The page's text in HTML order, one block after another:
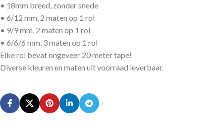
• 18mm breed, zonder snede
• 6/12 mm, 2 maten op 1 rol
• 9/9 mm, 2 maten op 1 rol
• 6/6/6 mm, 3 maten op 1 rol
Elke rol bevat ongeveer 20 meter tape!
Diverse kleuren en maten uit voorraad leverbaar.